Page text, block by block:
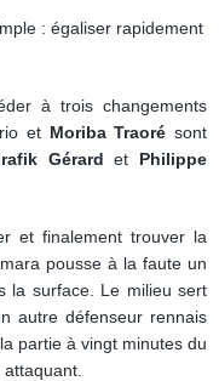
: égaliser rapidement
à trois changements
et Moriba Traoré sont
Gérardet Philippe
et finalement trouver la
pousse à la faute un
la surface. Le milieu sert
autre défenseur rennais
partie à vingt minutes du